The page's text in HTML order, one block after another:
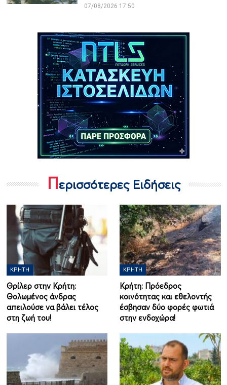
07/08/2026 17:50
Περισσότερες Ειδήσεις
ΚΡΉΤΗ
Θρίλερ στην Κρήτη:
Θολωμένος άνδρας
απειλούσε να βάλει τέλος
στη ζωή του!
ΚΡΉΤΗ
Κρήτη: Πρόεδρος
κοινότητας και εθελοντής
έσβησαν δύο φορές φωτιά
στην ενδοχώρα!